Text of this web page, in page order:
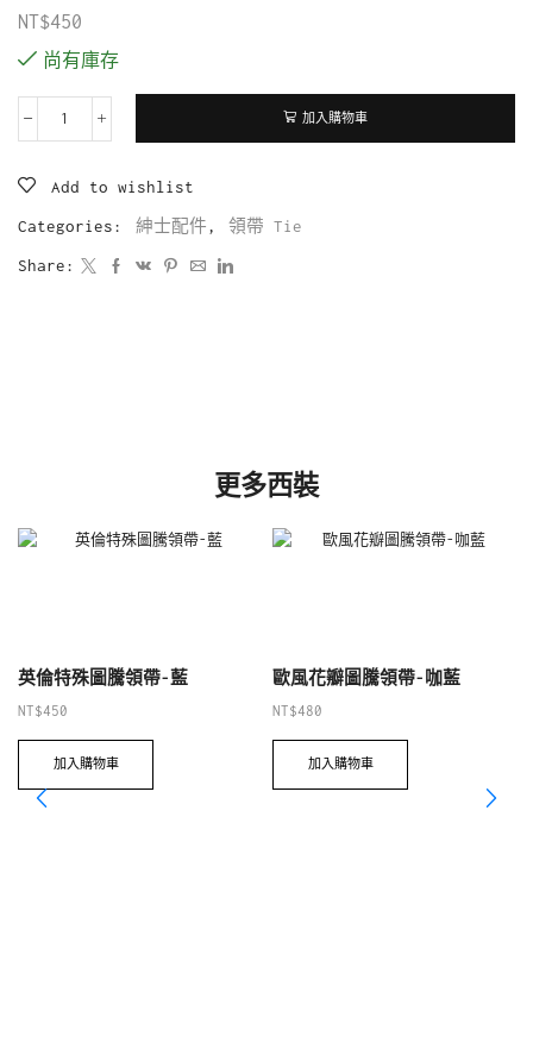
NT$450
尚有庫存
加入購物車
Add to wishlist
Categories: 紳士配件, 領帶 Tie
Share:
更多西裝
英倫特殊圖騰領帶-藍
NT$450
加入購物車
歐風花瓣圖騰領帶-咖藍
NT$480
加入購物車